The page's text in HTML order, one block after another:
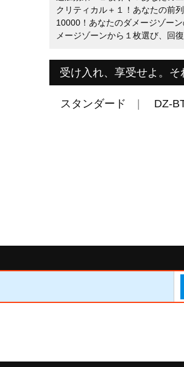
クリティカル＋１！あなたの前
10000！あなたのダメージゾー
メージゾーンから１枚選び、回復
受け入れ、享受せよ。そ
スタンダード DZ-